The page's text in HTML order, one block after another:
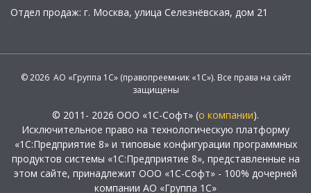
Отдел продаж: г. Москва, улица Селезнёвская, дом 21
© 2026 АО «Группа 1С» (правопреемник «1С»). Все права на сайт
защищены
© 2011- 2026 ООО «1С-Софт» (о компании).
Исключительное право на технологическую платформу
«1С:Предприятие 8» и типовые конфигурации программных
продуктов системы «1С:Предприятие 8», представленные на
этом сайте, принадлежит ООО «1С-Софт» - 100% дочерней
компании АО «Группа 1С»